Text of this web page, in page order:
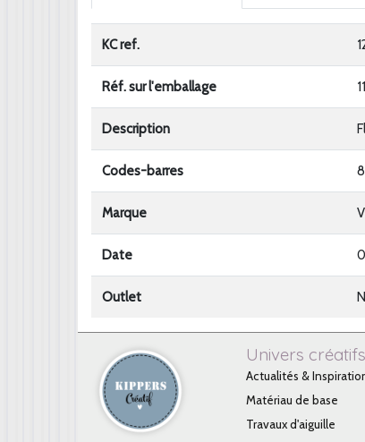
KC ref.
Réf. sur l'emballage
Description
Codes-barres
Marque
Date
Outlet
Univers créatifs
Actualités &
Matériau de base
Travaux d'aiguille